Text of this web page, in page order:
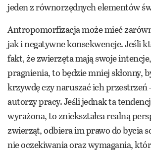
jeden z równorzędnych elementów
Antropomorfizacja może mieć
jak i negatywne konsekwencje. Jeśli
fakt, że zwierzęta mają swoje
pragnienia, to będzie mniej skłonny,
krzywdę czy naruszać ich przestrzeń
autorzy pracy. Jeśli jednak ta
wyrażona, to zniekształca realną
zwierząt, odbiera im prawo do bycia
nie oczekiwania oraz wymagania,